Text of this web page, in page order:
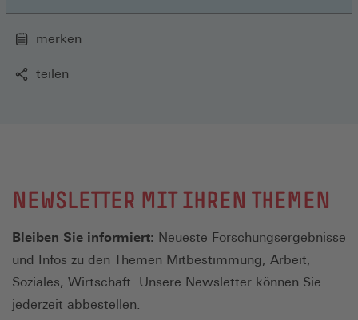
merken
teilen
NEWSLETTER MIT IHREN THEMEN
Bleiben Sie informiert: Neueste Forschungsergebnisse
und Infos zu den Themen Mitbestimmung, Arbeit,
Soziales, Wirtschaft. Unsere Newsletter können Sie
jederzeit abbestellen.